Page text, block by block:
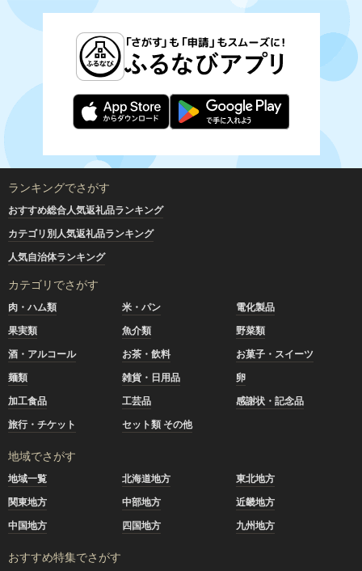
ランキングでさがす
おすすめ総合人気返礼品ランキング
カテゴリ別人気返礼品ランキング
人気自治体ランキング
カテゴリでさがす
肉・ハム類 米・パン
電化製品
果実類
魚介類
野菜類
酒・アルコール
お茶・飲料
お菓子・スイーツ
麺類
雑貨・日用品
卵
加工食品
工芸品
感謝状・記念品
旅行・チケット
セット類 その他
地域でさがす
地域一覧 北海道地方
東北地方
関東地方
中部地方
近畿地方
中国地方
四国地方 九州地方
おすすめ特集でさがす